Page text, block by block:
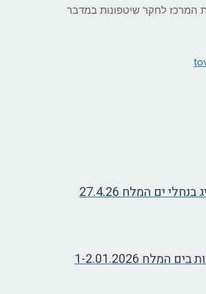
המרכז לחקר שיטפונות במדבר
ים המלח 27.4.26
1-2.01.2026